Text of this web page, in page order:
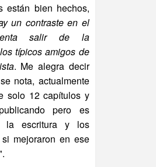
están bien hechos,
un contraste en el
salir de la
típicos amigos de
. Me alegra decir
nota, actualmente
solo 12 capítulos y
pero es
la escritura y los
mejoraron en ese